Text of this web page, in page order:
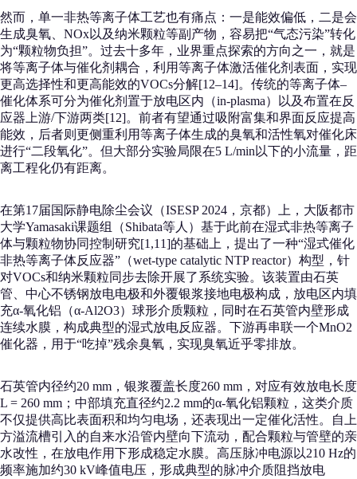
然而，单一非热等离子体工艺也有痛点：一是能效偏低，二是会
生成臭氧、NOx以及纳米颗粒等副产物，容易把“气态污染”转化
为“颗粒物负担”。过去十多年，业界重点探索的方向之一，就是
将等离子体与催化剂耦合，利用等离子体激活催化剂表面，实现
更高选择性和更高能效的VOCs分解[12–14]。传统的等离子体–
催化体系可分为催化剂置于放电区内（in-plasma）以及布置在反
应器上游/下游两类[12]。前者有望通过吸附富集和界面反应提高
能效，后者则更侧重利用等离子体生成的臭氧和活性氧对催化床
进行“二段氧化”。但大部分实验局限在5 L/min以下的小流量，距
离工程化仍有距离。
在第17届国际静电除尘会议（ISESP 2024，京都）上，大阪都市
大学Yamasaki课题组（Shibata等人）基于此前在湿式非热等离子
体与颗粒物协同控制研究[1,11]的基础上，提出了一种“湿式催化
非热等离子体反应器”（wet-type catalytic NTP reactor）构型，针
对VOCs和纳米颗粒同步去除开展了系统实验。该装置由石英
管、中心不锈钢放电电极和外覆银浆接地电极构成，放电区内填
充α-氧化铝（α-Al2O3）球形介质颗粒，同时在石英管内壁形成
连续水膜，构成典型的湿式放电反应器。下游再串联一个MnO2
催化器，用于“吃掉”残余臭氧，实现臭氧近乎零排放。
石英管内径约20 mm，银浆覆盖长度260 mm，对应有效放电长度
L = 260 mm；中部填充直径约2.2 mm的α-氧化铝颗粒，这类介质
不仅提供高比表面积和均匀电场，还表现出一定催化活性。自上
方溢流槽引入的自来水沿管内壁向下流动，配合颗粒与管壁的亲
水改性，在放电作用下形成稳定水膜。高压脉冲电源以210 Hz的
频率施加约30 kV峰值电压，形成典型的脉冲介质阻挡放电